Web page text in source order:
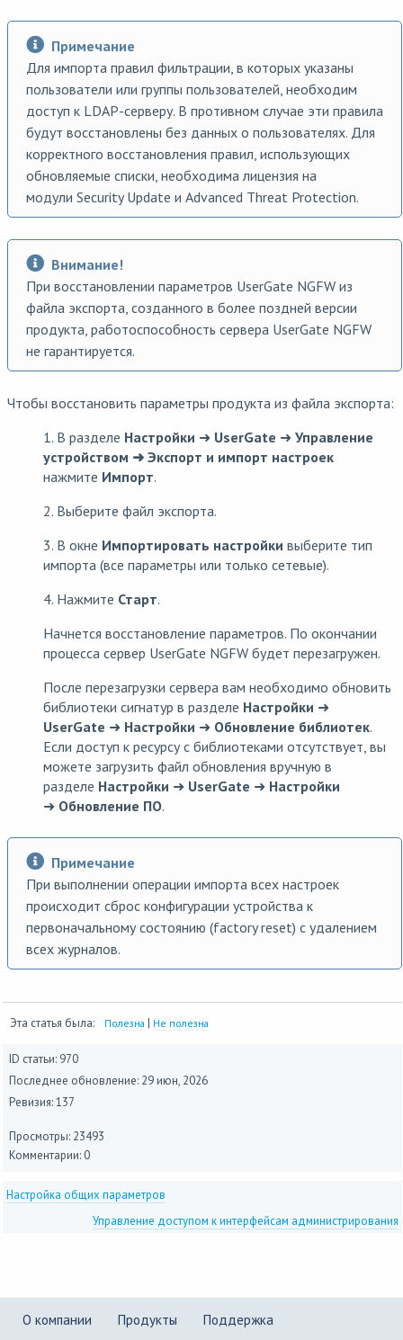
Примечание
Для импорта правил фильтрации, в которых указаны
пользователи или группы пользователей, необходим
доступ к LDAP-серверу. В противном случае эти правила
будут восстановлены без данных о пользователях. Для
корректного восстановления правил, использующих
обновляемые списки, необходима лицензия на
модули Security Update и Advanced Threat Protection.
Внимание!
При восстановлении параметров UserGate NGFW из
файла экспорта, созданного в более поздней версии
продукта, работоспособность сервера UserGate NGFW
не гарантируется.
Чтобы восстановить параметры продукта из файла экспорта:
1. В разделе Настройки ➜ UserGate ➜ Управление
устройством ➜ Экспорт и импорт настроек
нажмите Импорт.
2. Выберите файл экспорта.
3. В окне Импортировать настройки выберите тип
импорта (все параметры или только сетевые).
4. Нажмите Старт.
Начнется восстановление параметров. По окончании
процесса сервер UserGate NGFW будет перезагружен.
После перезагрузки сервера вам необходимо обновить
библиотеки сигнатур в разделе Настройки ➜
UserGate ➜ Настройки ➜ Обновление библиотек.
Если доступ к ресурсу с библиотеками отсутствует, вы
можете загрузить файл обновления вручную в
разделе Настройки ➜ UserGate ➜ Настройки
➜ Обновление ПО.
Примечание
При выполнении операции импорта всех настроек
происходит сброс конфигурации устройства к
первоначальному состоянию (factory reset) с удалением
всех журналов.
Эта статья была: Полезна | Не полезна
ID статьи: 970
Последнее обновление: 29 июн, 2026
Ревизия: 137
Просмотры: 23493
Комментарии: 0
Настройка общих параметров
Управление доступом к интерфейсам администрирования
О компании Продукты Поддержка